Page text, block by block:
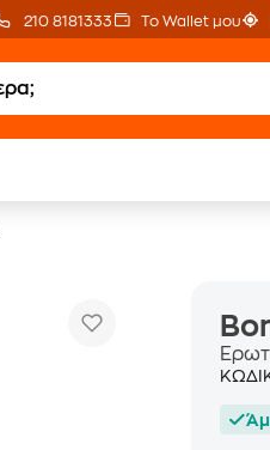
210 8181333 Το Wallet μου